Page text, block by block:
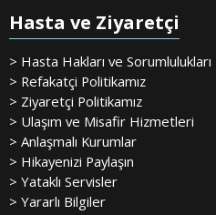
Hasta ve Ziyaretçi
> Hasta Hakları ve Sorumlulukları
> Refakatçi Politikamız
> Ziyaretçi Politikamız
> Ulaşım ve Misafir Hizmetleri
> Anlaşmalı Kurumlar
> Hikayenizi Paylaşın
> Yataklı Servisler
> Yararlı Bilgiler